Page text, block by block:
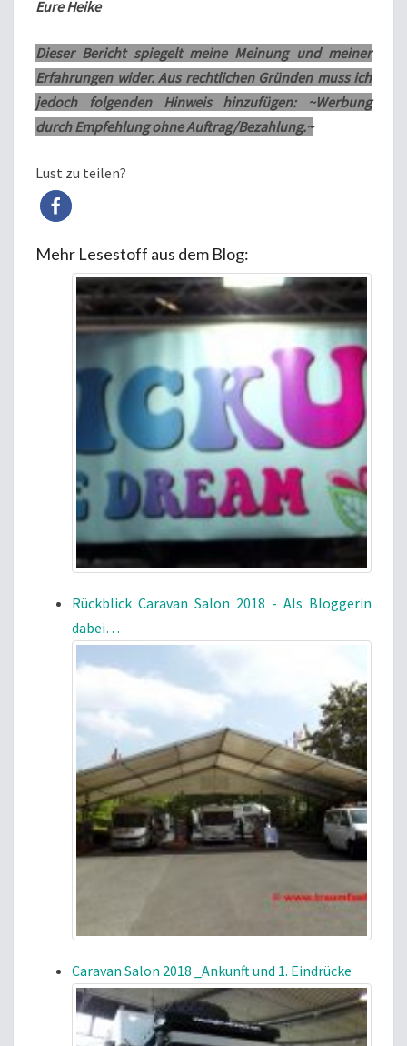
Eure Heike
Dieser Bericht spiegelt meine Meinung und meiner
Erfahrungen wider. Aus rechtlichen Gründen muss ich
jedoch folgenden Hinweis hinzufügen: ~Werbung
durch Empfehlung ohne Auftrag/Bezahlung.~
Lust zu teilen?
Mehr Lesestoff aus dem Blog:
Rückblick Caravan Salon 2018 - Als Bloggerin
dabei…
Caravan Salon 2018 _Ankunft und 1. Eindrücke